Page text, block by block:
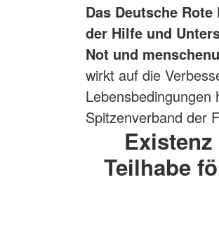
Das Deutsche
der Hilfe und
Not und
wirkt auf die
Spitzenverband der
Teilhabe